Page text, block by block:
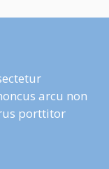
arcu non
porttitor